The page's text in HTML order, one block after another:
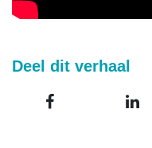
Deel dit verhaal